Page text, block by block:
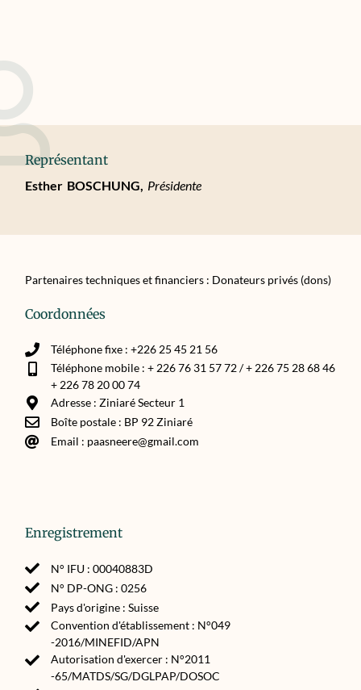
Représentant
Esther BOSCHUNG, Présidente
Partenaires techniques et financiers : Donateurs privés (dons)
Coordonnées
Téléphone fixe : +226 25 45 21 56
Téléphone mobile : + 226 76 31 57 72 / + 226 75 28 68 46
+ 226 78 20 00 74
Adresse : Ziniaré Secteur 1
Boîte postale : BP 92 Ziniaré
Email : paasneere@gmail.com
Enregistrement
N° IFU : 00040883D
N° DP-ONG : 0256
Pays d'origine : Suisse
Convention d'établissement : N°049
-2016/MINEFID/APN
Autorisation d'exercer : N°2011
-65/MATDS/SG/DGLPAP/DOSOC